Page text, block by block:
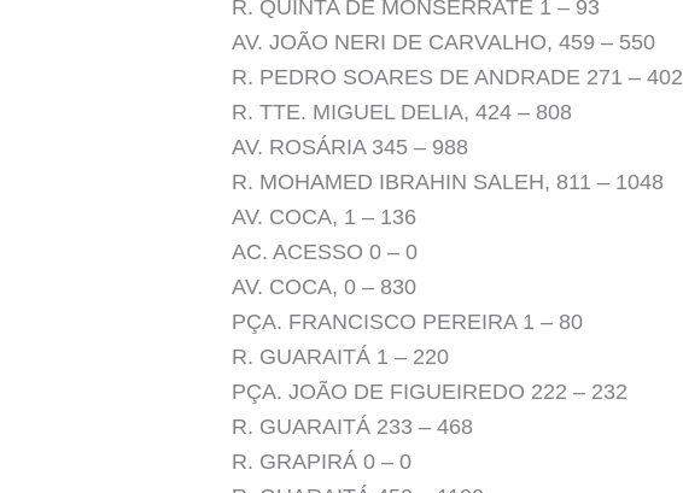
R. QUINTA DE MONSERRATE 1 – 93
AV. JOÃO NERI DE CARVALHO, 459 – 550
R. PEDRO SOARES DE ANDRADE 271 – 402
R. TTE. MIGUEL DELIA, 424 – 808
AV. ROSÁRIA 345 – 988
R. MOHAMED IBRAHIN SALEH, 811 – 1048
AV. COCA, 1 – 136
AC. ACESSO 0 – 0
AV. COCA, 0 – 830
PÇA. FRANCISCO PEREIRA 1 – 80
R. GUARAITÁ 1 – 220
PÇA. JOÃO DE FIGUEIREDO 222 – 232
R. GUARAITÁ 233 – 468
R. GRAPIRÁ 0 – 0